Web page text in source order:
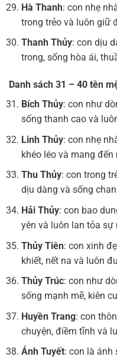
Hà Thanh: con nhẹ
trong trẻo và luôn giữ
Thanh Thủy: con dịu
trong, sống hòa ái,
Danh sách 31 – 40 tên
Bích Thủy: con như
sống thanh cao và
Linh Thủy: con nhẹ
khéo léo và mang
Thu Thủy: con trong
dịu dàng và sống
Hải Thủy: con bao
yên và luôn lan tỏa sự
Thủy Tiên: con xinh
khiết, nết na và luôn
Thủy Trúc: con như
sống mạnh mẽ, kiên
Huyền Trang: con
chuyện, điềm tĩnh và
Ánh Tuyết: con là ánh